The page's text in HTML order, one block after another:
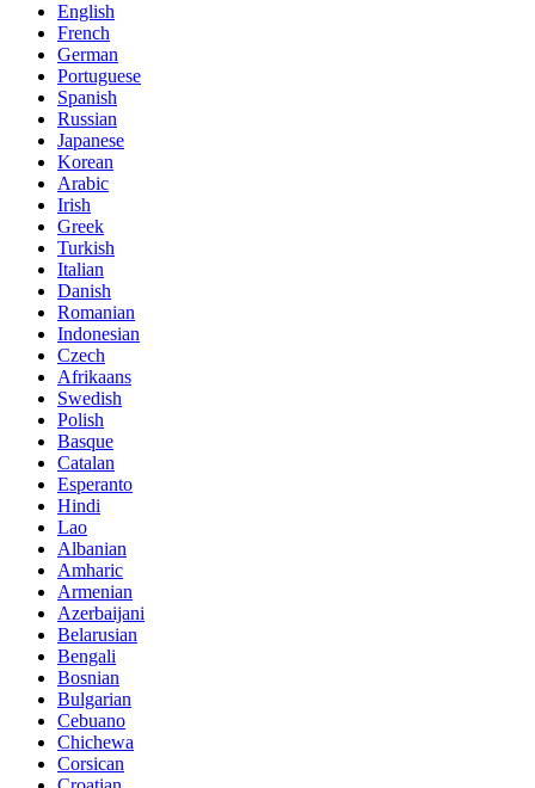
English
French
German
Portuguese
Spanish
Russian
Japanese
Korean
Arabic
Irish
Greek
Turkish
Italian
Danish
Romanian
Indonesian
Czech
Afrikaans
Swedish
Polish
Basque
Catalan
Esperanto
Hindi
Lao
Albanian
Amharic
Armenian
Azerbaijani
Belarusian
Bengali
Bosnian
Bulgarian
Cebuano
Chichewa
Corsican